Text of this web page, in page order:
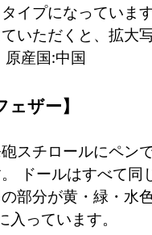
イプになっていま
いただくと、拡大
産国:中国
ェザー】
スチロールにペン
ドールはすべて同
部分が黄・緑・水
入っています。